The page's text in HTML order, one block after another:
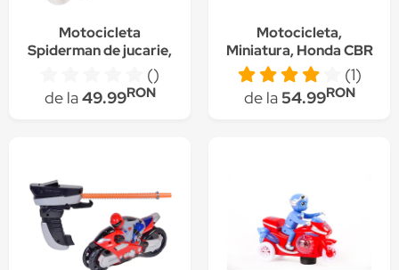
Motocicleta
Spiderman de jucarie,
cu luminite si sunete,
rosie - 346
()
de la49.99RON
Motocicleta,
Miniatura, Honda CBR
1000RR, 16 x 7 x 10 cm
(1)
de la54.99RON